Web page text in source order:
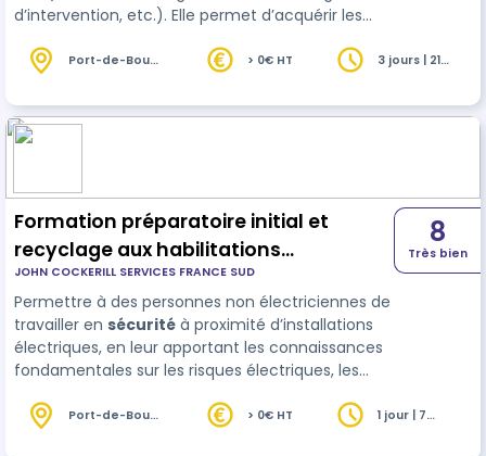
d’intervention, etc.). Elle permet d’acquérir les
comprendre lesrisques
électriques, et d’adopter
interventions sur ou à proximité d’installations
électriques. Adaptée aux profils techniques
Port-de-Bouc
> 0€ HT
3 jours | 21
Formation préparatoire initial et
recyclage aux habilitations
éléctriques non électricien
JOHN COCKERILL SERVICES FRANCE SUD
Permettre à des personnes non électriciennes de
travailler en sécurité à proximité d’installations
électriques, en leur apportant les connaissances
fondamentales sur les risques électriques, les
d’intervention. La formation prépare à l’obtention
8
Très bien
Port-de-Bouc
> 0€ HT
1 jour | 7